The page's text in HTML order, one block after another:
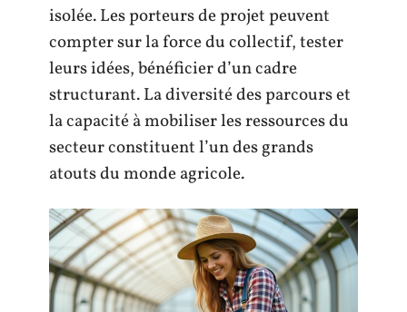
isolée. Les porteurs de projet peuvent
compter sur la force du collectif, tester
leurs idées, bénéficier d’un cadre
structurant. La diversité des parcours et
la capacité à mobiliser les ressources du
secteur constituent l’un des grands
atouts du monde agricole.